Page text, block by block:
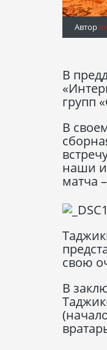
Автор
В
групп
В
наши
матча
свою
В